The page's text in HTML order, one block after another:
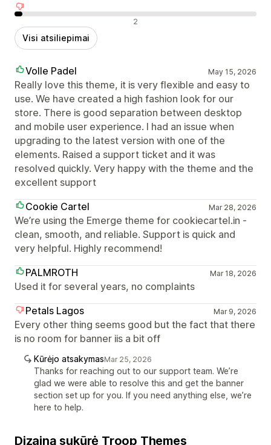
Neigiami atsiliepimai 2
Visi atsiliepimai
Volle Padel May 15, 2026
Really love this theme, it is very flexible and easy to
use. We have created a high fashion look for our
store. There is good separation between desktop
and mobile user experience. I had an issue when
upgrading to the latest version with one of the
elements. Raised a support ticket and it was
resolved quickly. Very happy with the theme and the
excellent support
Cookie Cartel
Mar 28, 2026
We’re using the Emerge theme for cookiecartel.in -
clean, smooth, and reliable. Support is quick and
very helpful. Highly recommend!
PALMROTH
Mar 18, 2026
Used it for several years, no complaints
Petals Lagos
Mar 9, 2026
Every other thing seems good but the fact that there
is no room for banner iis a bit off
Kūrėjo atsakymasMar 25, 2026
Thanks for reaching out to our support team. We’re
glad we were able to resolve this and get the banner
section set up for you. If you need anything else, we’re
here to help.
Dizainą sukūrė Troop Themes